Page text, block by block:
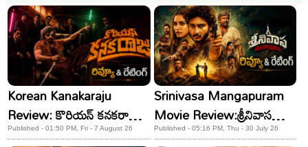
Korean Kanakaraju
Review: కొరియన్ కనకరాజు
రివ్యూ & రేటింగ్!
Published - 01:50 PM, Fri - 7 August 26
Srinivasa Mangapuram
Movie Review:శ్రీనివాస
మంగాపురం రివ్యూ & రేటింగ్
Published - 05:16 PM, Thu - 30 July 26